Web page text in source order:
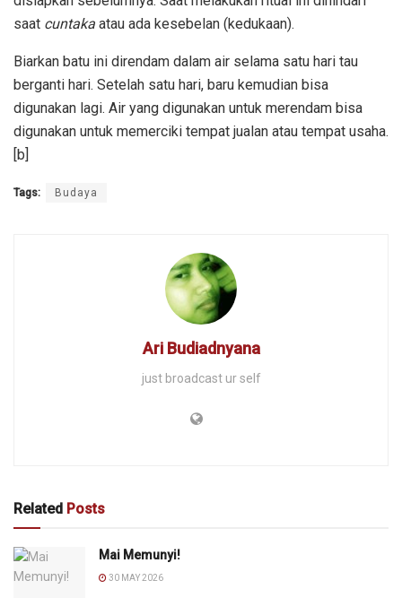
saat cuntaka atau ada kesebelan (kedukaan).
Biarkan batu ini direndam dalam air selama satu hari tau
berganti hari. Setelah satu hari, baru kemudian bisa
digunakan lagi. Air yang digunakan untuk merendam bisa
digunakan untuk memerciki tempat jualan atau tempat usaha.
[b]
Tags: Budaya
Ari Budiadnyana
just broadcast ur self
Related Posts
Mai Memunyi!
30 MAY 2026